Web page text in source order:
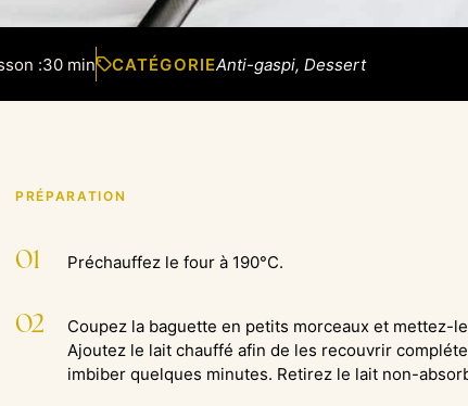
:30 min CATÉGORIEAnti-gaspi, Dessert
PRÉPARATION
01 Préchauffez le four à 190°C.
02
Coupez la baguette en petits morceaux et mettez-
Ajoutez le lait chauffé afin de les recouvrir
imbiber quelques minutes. Retirez le lait non-